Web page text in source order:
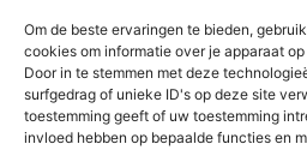
Om de beste ervaringen te bieden,
cookies om informatie over je apparaat
Door in te stemmen met deze
surfgedrag of unieke ID's op deze site
toestemming geeft of uw toestemming
invloed hebben op bepaalde functies en